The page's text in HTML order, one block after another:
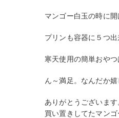
マンゴー白玉の時に
プリンも容器に５つ
寒天使用の簡単おや
ん～満足。なんだか嬉
ありがとうございます
買い置きしてたマン